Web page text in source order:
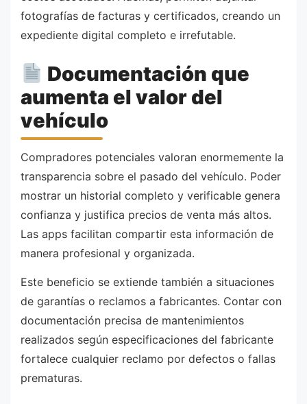
fotografías de facturas y certificados, creando un
expediente digital completo e irrefutable.
Documentación que
aumenta el valor del
vehículo
Compradores potenciales valoran enormemente la
transparencia sobre el pasado del vehículo. Poder
mostrar un historial completo y verificable genera
confianza y justifica precios de venta más altos.
Las apps facilitan compartir esta información de
manera profesional y organizada.
Este beneficio se extiende también a situaciones
de garantías o reclamos a fabricantes. Contar con
documentación precisa de mantenimientos
realizados según especificaciones del fabricante
fortalece cualquier reclamo por defectos o fallas
prematuras.